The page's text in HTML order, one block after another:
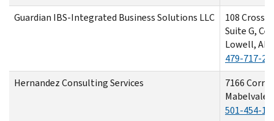
Guardian IBS-Integrated Business Solutions LLC
108
Suite G,
Lowell, AR
479-717-
Hernandez Consulting Services
7166
Mabelvale,
501-454-